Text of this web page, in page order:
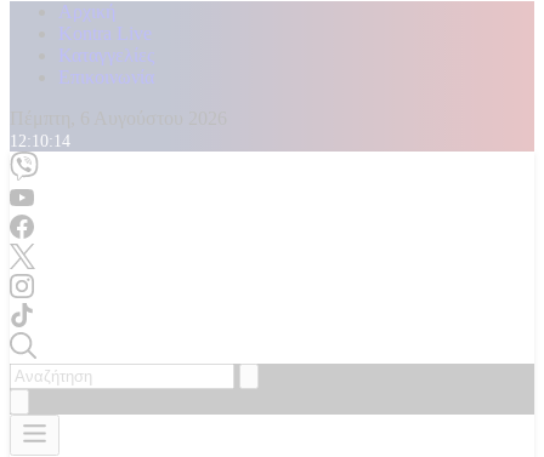
Αρχική
Kontra Live
Καταγγελίες
Επικοινωνία
12:10:16